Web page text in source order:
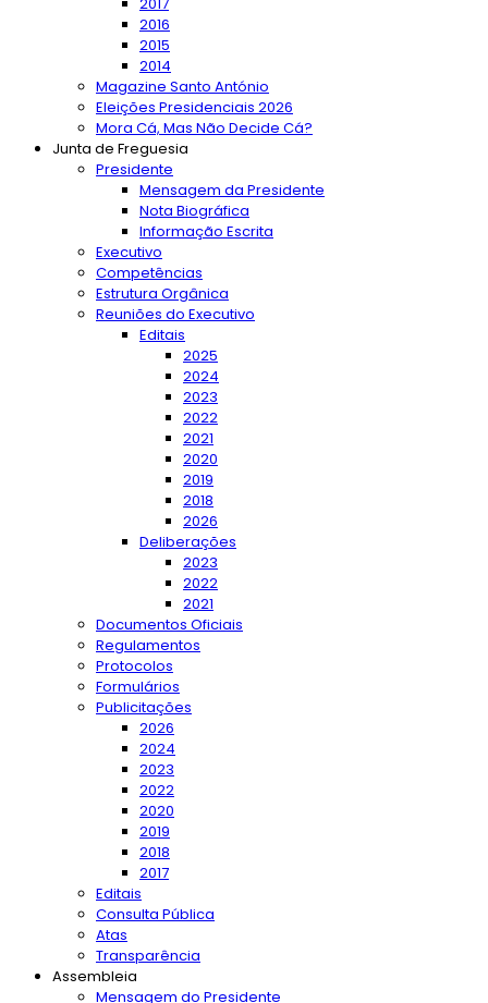
2016
2015
2014
Magazine Santo António
Eleições Presidenciais 2026
Mora Cá, Mas Não Decide Cá?
Junta de Freguesia
Presidente
Mensagem da Presidente
Nota Biográfica
Informação Escrita
Executivo
Competências
Estrutura Orgânica
Reuniões do Executivo
Editais
2025
2024
2023
2022
2021
2020
2019
2018
2026
Deliberações
2023
2022
2021
Documentos Oficiais
Regulamentos
Protocolos
Formulários
Publicitações
2026
2024
2023
2022
2020
2019
2018
2017
Editais
Consulta Pública
Atas
Transparência
Assembleia
Mensagem do Presidente